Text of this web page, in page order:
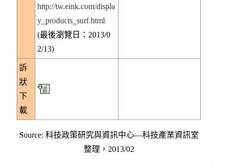
http://tw.eink.com/displa
y_products_surf.html
(最後瀏覽日：2013/0
2/13)
訴
狀
下
載
Source: 科技政策研究與資訊中心—科技產業資訊室
整理，2013/02